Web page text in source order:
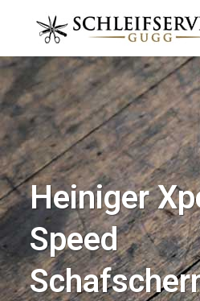
Heiniger
Speed